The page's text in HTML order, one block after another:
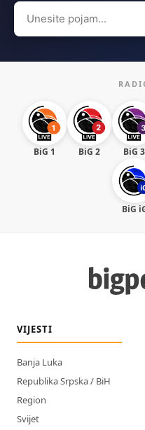
Search
for:
BiG 1 BiG 2 BiG 3
BiG
VIJESTI
Banja Luka
Republika Srpska / BiH
Region
Svijet